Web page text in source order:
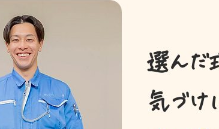
選んだ
気づけ